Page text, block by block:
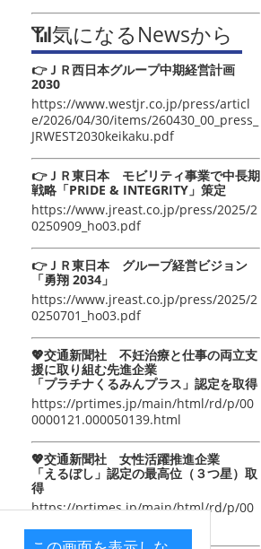
📶気になるNewsから
👉ＪＲ西日本グループ中期経営計画
2030
https://www.westjr.co.jp/press/articl
e/2026/04/30/items/260430_00_press_
JRWEST2030keikaku.pdf
👉ＪＲ東日本 モビリティ事業で中長期
戦略「PRIDE & INTEGRITY」策定
https://www.jreast.co.jp/press/2025/2
0250909_ho03.pdf
👉ＪＲ東日本 グループ経営ビジョン
「勇翔 2034」
https://www.jreast.co.jp/press/2025/2
0250701_ho03.pdf
💖交通新聞社 不妊治療と仕事の両立支
援に取り組む先進企業
「プラチナくるみんプラス」認定を取得
https://prtimes.jp/main/html/rd/p/00
0000121.000050139.html
💖交通新聞社 女性活躍推進企業
「えるぼし」認定の最高位（３つ星）取
得
https://prtimes.jp/main/html/rd/p/00